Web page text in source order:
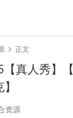
正文
真人秀】
资源